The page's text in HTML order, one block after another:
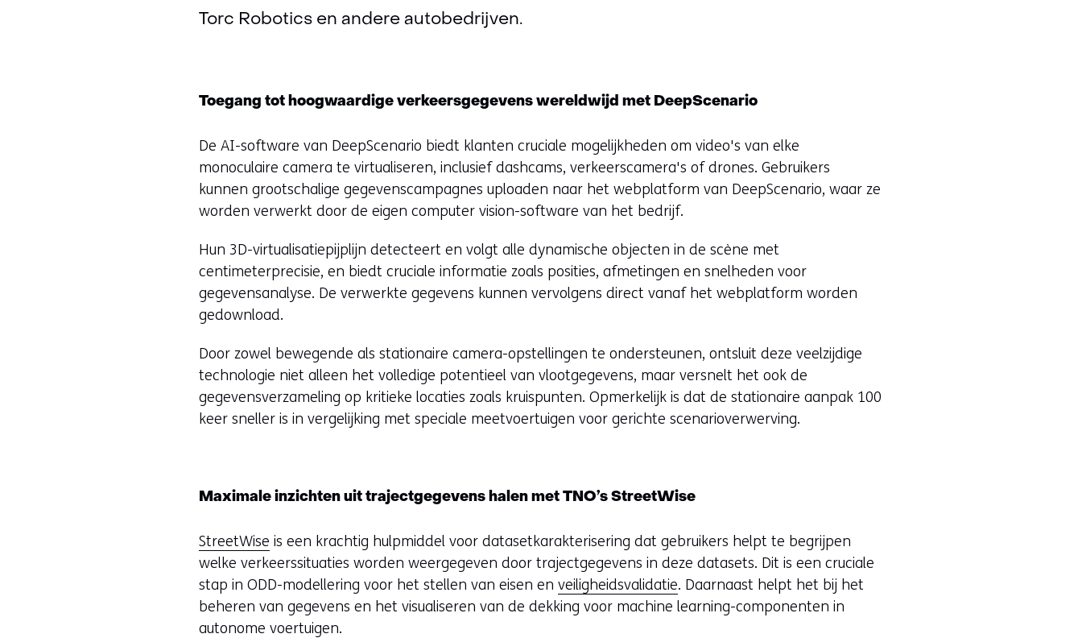
Torc Robotics en andere autobedrijven.
Toegang tot hoogwaardige verkeersgegevens wereldwijd met DeepScenario
De AI-software van DeepScenario biedt klanten cruciale mogelijkheden om video's van elke
monoculaire camera te virtualiseren, inclusief dashcams, verkeerscamera's of drones. Gebruikers
kunnen grootschalige gegevenscampagnes uploaden naar het webplatform van DeepScenario, waar ze
worden verwerkt door de eigen computer vision-software van het bedrijf.
Hun 3D-virtualisatiepijplijn detecteert en volgt alle dynamische objecten in de scène met
centimeterprecisie, en biedt cruciale informatie zoals posities, afmetingen en snelheden voor
gegevensanalyse. De verwerkte gegevens kunnen vervolgens direct vanaf het webplatform worden
gedownload.
Door zowel bewegende als stationaire camera-opstellingen te ondersteunen, ontsluit deze veelzijdige
technologie niet alleen het volledige potentieel van vlootgegevens, maar versnelt het ook de
gegevensverzameling op kritieke locaties zoals kruispunten. Opmerkelijk is dat de stationaire aanpak 100
keer sneller is in vergelijking met speciale meetvoertuigen voor gerichte scenarioverwerving.
Maximale inzichten uit trajectgegevens halen met TNO’s StreetWise
StreetWise is een krachtig hulpmiddel voor datasetkarakterisering dat gebruikers helpt te begrijpen
welke verkeerssituaties worden weergegeven door trajectgegevens in deze datasets. Dit is een cruciale
stap in ODD-modellering voor het stellen van eisen enveiligheidsvalidatie. Daarnaast helpt het bij het
beheren van gegevens en het visualiseren van de dekking voor machine learning-componenten in
autonome voertuigen.